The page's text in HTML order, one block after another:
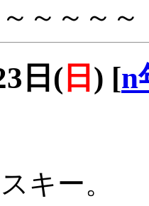
～～～
日( 日 ) [n
キー。